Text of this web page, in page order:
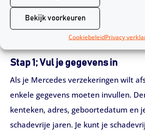
Bekijk voorkeuren
CookiebeleidPrivacy
Bij Verzekering.nl sluit je in slechts 10
Mercedes autoverzekering
ga je direct verzekerd de weg op.
Stap 1; Vul je gegevens in
Als je Mercedes verzekeringen wilt
enkele gegevens moeten invullen.
kenteken, adres, geboortedatum en
schadevrije jaren. Je kunt je